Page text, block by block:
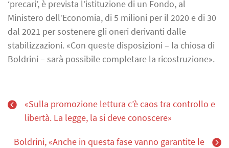
‘precari’, è prevista l’istituzione di un Fondo, al
Ministero dell’Economia, di 5 milioni per il 2020 e di 30
dal 2021 per sostenere gli oneri derivanti dalle
stabilizzazioni. «Con queste disposizioni – la chiosa di
Boldrini – sarà possibile completare la ricostruzione».
«Sulla promozione lettura c’è caos tra controllo e
libertà. La legge, la si deve conoscere»
Boldrini, «Anche in questa fase vanno garantite le